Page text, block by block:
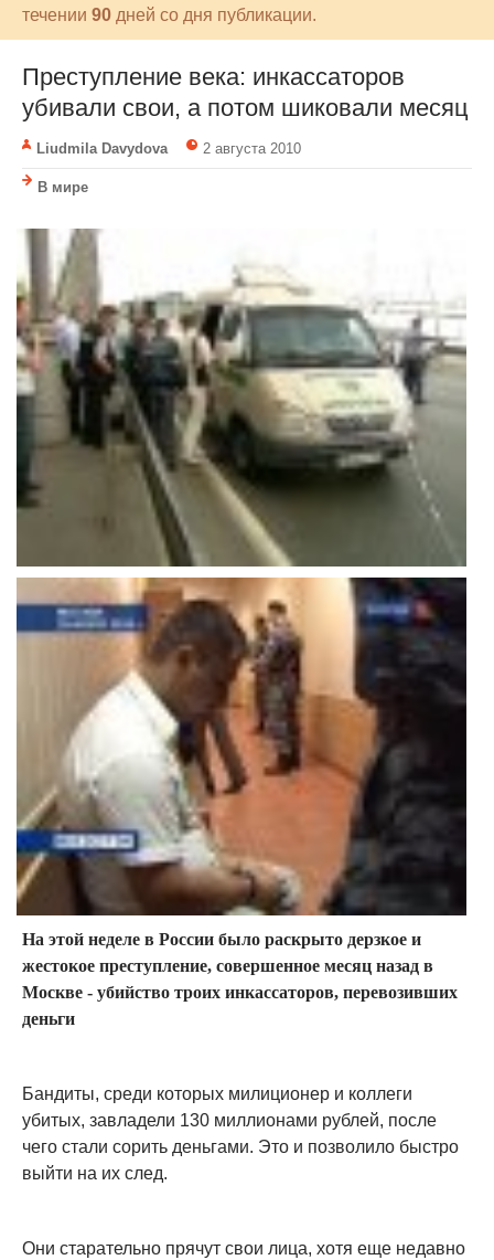
течении 90 дней со дня публикации.
Преступление века: инкассаторов
убивали свои, а потом шиковали месяц
Liudmila Davydova 2 августа 2010
В мире
На этой неделе в России было раскрыто дерзкое и
жестокое преступление, совершенное месяц назад в
Москве - убийство троих инкассаторов, перевозивших
деньги
Бандиты, среди которых милиционер и коллеги
убитых, завладели 130 миллионами рублей, после
чего стали сорить деньгами. Это и позволило быстро
выйти на их след.
Они старательно прячут свои лица, хотя еще недавно